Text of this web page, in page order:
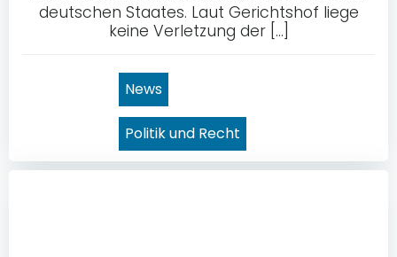
deutschen Staates. Laut Gerichtshof liege
keine Verletzung der […]
News
Politik und Recht